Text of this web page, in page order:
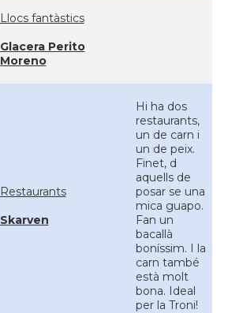
Llocs fantàstics
Glacera Perito
Moreno
Restaurants
Skarven
Hi ha dos
restaurants,
un de carn i
un de peix.
Finet, d
aquells de
posar se una
mica guapo.
Fan un
bacallà
boníssim. I la
carn també
està molt
bona. Ideal
per la Troni!